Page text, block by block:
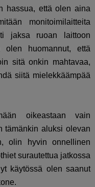
hassua, että olen aina
monitoimilaitteita
jaksa ruoan laittoon
olen huomannut, että
sitä onkin mahtavaa,
siitä mielekkäämpää
oikeastaan vain
tämänkin aluksi olevan
olin hyvin onnellinen
surautettua jatkossa
käytössä olen saanut